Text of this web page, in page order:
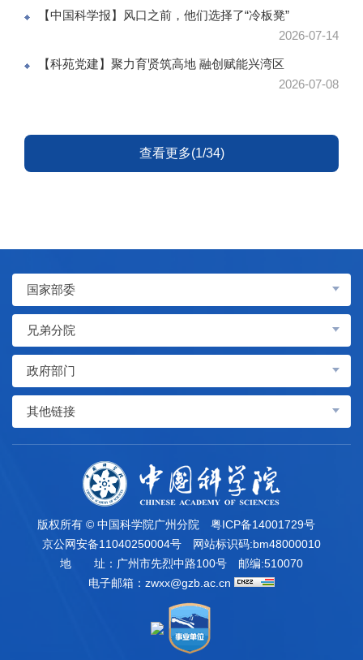
【中国科学报】风口之前，他们选择了“冷板凳”
2026-07-14
【科苑党建】聚力育贤筑高地 融创赋能兴湾区
2026-07-08
查看更多(1/34)
国家部委
兄弟分院
政府部门
其他链接
版权所有 © 中国科学院广州分院
粤ICP备14001729号
京公网安备11040250004号
网站标识码:bm48000010
地 址：广州市先烈中路100号
邮编:510070
电子邮箱： zwxx@gzb.ac.cn